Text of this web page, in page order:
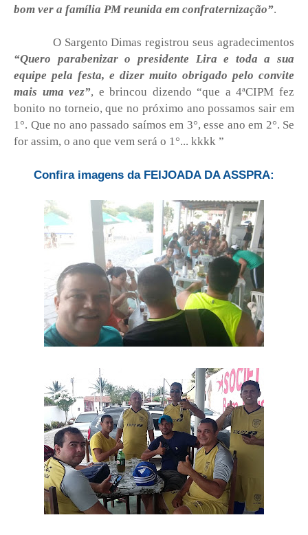
bom ver a família PM reunida em confraternização”.
O Sargento Dimas registrou seus agradecimentos
“Quero parabenizar o presidente Lira e toda a sua
equipe pela festa, e dizer muito obrigado pelo convite
mais uma vez”, e brincou dizendo “que a 4ªCIPM fez
bonito no torneio, que no próximo ano possamos sair em
1°. Que no ano passado saímos em 3°, esse ano em 2°. Se
for assim, o ano que vem será o 1°... kkkk ”
Confira imagens da FEIJOADA DA ASSPRA: